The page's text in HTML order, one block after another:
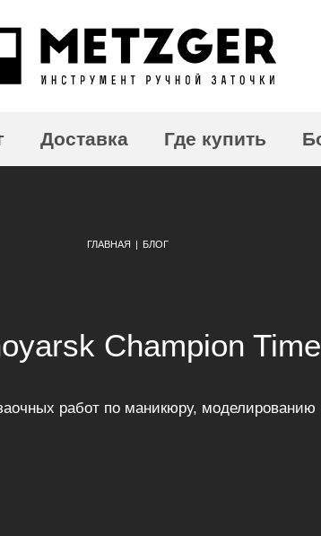
Доставка Где купить
ГЛАВНАЯ | БЛОГ
Сhampion Time
работ по маникюру, моделированию